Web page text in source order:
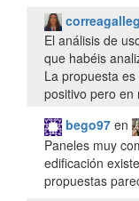
El análisis de
que habéis
La propuesta
positivo pero en
bego97 en
Paneles muy
edificación
propuestas